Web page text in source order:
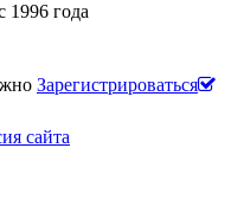
1996 года
Зарегистрироваться
сайта